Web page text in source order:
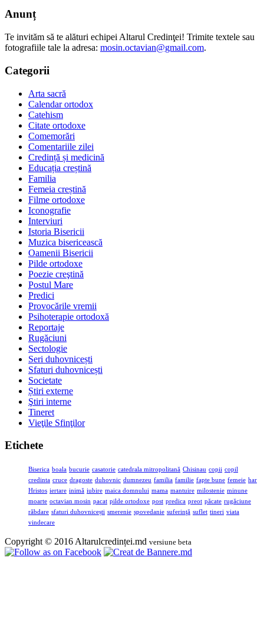
Anunț
Te invităm să te alături echipei Altarul Credinţei! Trimite textele sau
fotografiile tale la adresa: mosin.octavian@gmail.com.
Categorii
Arta sacră
Calendar ortodox
Catehism
Citate ortodoxe
Comemorări
Comentariile zilei
Credință și medicină
Educația creștină
Familia
Femeia creștină
Filme ortodoxe
Iconografie
Interviuri
Istoria Bisericii
Muzica bisericească
Oamenii Bisericii
Pilde ortodoxe
Poezie creştină
Postul Mare
Predici
Provocările vremii
Psihoterapie ortodoxă
Reportaje
Rugăciuni
Sectologie
Seri duhovnicești
Sfaturi duhovnicești
Societate
Știri externe
Ştiri interne
Tineret
Vieţile Sfinţilor
Etichete
Biserica boala bucurie casatorie catedrala mitropolitană Chisinau copii copil
credinta cruce dragoste duhovnic dumnezeu familia familie fapte bune femeie har
Hristos iertare inimă iubire maica domnului mama mantuire milostenie minune
moarte octavian mosin pacat pilde ortodoxe post predica preot păcate rugăciune
răbdare sfaturi duhovnicești smerenie spovedanie suferinţă suflet tineri viata
vindecare
Copyright © 2016 Altarulcredinței.md versiune beta